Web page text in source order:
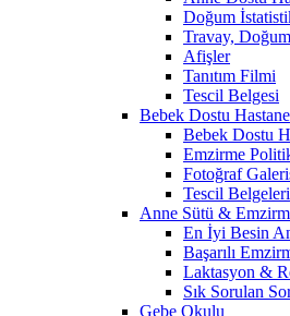
Doğum
Travay,
Afişler
Tanıtım Filmi
Tescil Belgesi
Bebek Dostu Hastane
Bebek Dostu
Emzirme
Fotoğraf
Tescil Belgeleri
Anne Sütü &
En İyi Besin
Başarılı
Laktasyon &
Sık Sorulan
Gebe Okulu